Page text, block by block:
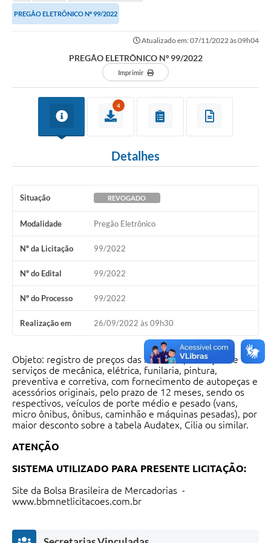
Turismo
Coronavírus
Serviços Online
A Prefeitura
Secretaria de Saúde (Relações ESF)
ISS Online (Gerar Senha de Acesso / Acesso ao Sistema)
Galeria de Fotos
Audiências Públicas
Cemitérios
Arquivos para Download
Galeria de Vídeos
Projetos
Participe mais
Contas Públicas
Editais
Telefones Úteis
PREGÃO ELETRÔNICO Nº 99/2022
Atualizado em: 07/11/2022 às 09h04
PREGÃO ELETRÔNICO Nº 99/2022
Imprimir
4
Detalhes
Situação REVOGADO
Modalidade Pregão Eletrônico
Nº da Licitação 99/2022
Nº do Edital 99/2022
Nº do Processo 99/2022
Realização em 26/09/2022 às 09h30
Objeto: registro de preços das horas de prestação de
serviços de mecânica, elétrica, funilaria, pintura,
preventiva e corretiva, com fornecimento de autopeças e
acessórios originais, pelo prazo de 12 meses, sendo os
respectivos, veículos de porte médio e pesado (vans,
micro ônibus, ônibus, caminhão e máquinas pesadas), por
maior desconto sobre a tabela Audatex, Cilia ou similar.
ATENÇÃO
SISTEMA UTILIZADO PARA PRESENTE LICITAÇÃO:
Site da Bolsa Brasileira de Mercadorias -
www.bbmnetlicitacoes.com.br